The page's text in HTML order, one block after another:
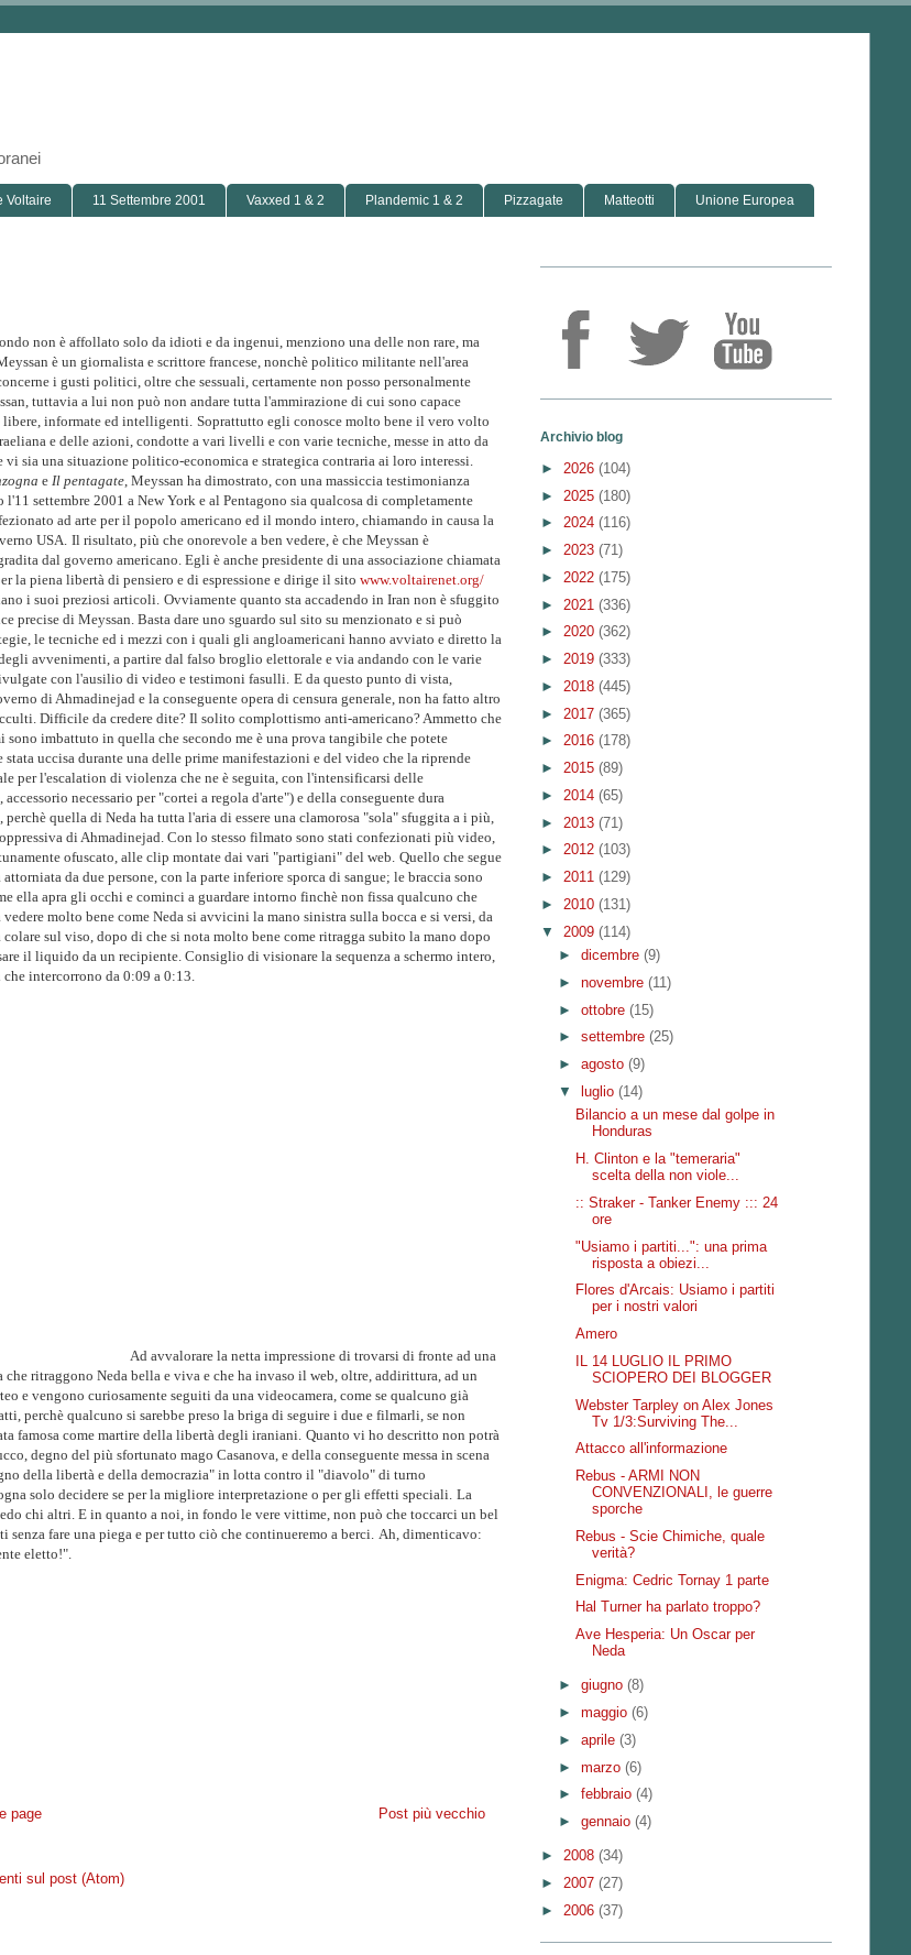
Voltaire 11 Settembre 2001 Vaxxed 1 & 2 Plandemic 1 & 2 Pizzagate Matteotti Unione Europea
non è affollato solo da idioti e da ingenui, menziono una delle non rare, ma
è un giornalista e scrittore francese, nonchè politico militante nell'area
i gusti politici, oltre che sessuali, certamente non posso personalmente
tuttavia a lui non può non andare tutta l'ammirazione di cui sono capace
libere, informate ed intelligenti. Soprattutto egli conosce molto bene il vero volto
e delle azioni, condotte a vari livelli e con varie tecniche, messe in atto da
sia una situazione politico-economica e strategica contraria ai loro interessi.
e Il pentagate , Meyssan ha dimostrato, con una massiccia testimonianza
l'11 settembre 2001 a New York e al Pentagono sia qualcosa di completamente
ad arte per il popolo americano ed il mondo intero, chiamando in causa la
USA. Il risultato, più che onorevole a ben vedere, è che Meyssan è
dal governo americano. Egli è anche presidente di una associazione chiamata
la piena libertà di pensiero e di espressione e dirige il sito www.voltairenet.org/
i suoi preziosi articoli. Ovviamente quanto sta accadendo in Iran non è sfuggito
precise di Meyssan. Basta dare uno sguardo sul sito su menzionato e si può
le tecniche ed i mezzi con i quali gli angloamericani hanno avviato e diretto la
avvenimenti, a partire dal falso broglio elettorale e via andando con le varie
con l'ausilio di video e testimoni fasulli. E da questo punto di vista,
di Ahmadinejad e la conseguente opera di censura generale, non ha fatto altro
Difficile da credere dite? Il solito complottismo anti-americano? Ammetto che
imbattuto in quella che secondo me è una prova tangibile che potete
stata uccisa durante una delle prime manifestazioni e del video che la riprende
per l'escalation di violenza che ne è seguita, con l'intensificarsi delle
necessario per "cortei a regola d'arte") e della conseguente dura
perchè quella di Neda ha tutta l'aria di essere una clamorosa "sola" sfuggita a i più,
di Ahmadinejad. Con lo stesso filmato sono stati confezionati più video,
ofuscato, alle clip montate dai vari "partigiani" del web. Quello che segue
da due persone, con la parte inferiore sporca di sangue; le braccia sono
ella apra gli occhi e cominci a guardare intorno finchè non fissa qualcuno che
molto bene come Neda si avvicini la mano sinistra sulla bocca e si versi, da
sul viso, dopo di che si nota molto bene come ritragga subito la mano dopo
il liquido da un recipiente. Consiglio di visionare la sequenza a schermo intero,
intercorrono da 0:09 a 0:13.
Ad avvalorare la netta impressione di trovarsi di fronte ad una
ritraggono Neda bella e viva e che ha invaso il web, oltre, addirittura, ad un
e vengono curiosamente seguiti da una videocamera, come se qualcuno già
perchè qualcuno si sarebbe preso la briga di seguire i due e filmarli, se non
famosa come martire della libertà degli iraniani. Quanto vi ho descritto non potrà
degno del più sfortunato mago Casanova, e della conseguente messa in scena
della libertà e della democrazia" in lotta contro il "diavolo" di turno
solo decidere se per la migliore interpretazione o per gli effetti speciali. La
chi altri. E in quanto a noi, in fondo le vere vittime, non può che toccarci un bel
fare una piega e per tutto ciò che continueremo a berci. Ah, dimenticavo:
eletto!".
Post più vecchio
page
sul post (Atom)
Archivio blog
► 2026 (104)
► 2025 (180)
► 2024 (116)
► 2023 (71)
► 2022 (175)
► 2021 (336)
► 2020 (362)
► 2019 (333)
► 2018 (445)
► 2017 (365)
► 2016 (178)
► 2015 (89)
► 2014 (65)
► 2013 (71)
► 2012 (103)
► 2011 (129)
► 2010 (131)
▼ 2009 (114)
► dicembre (9)
► novembre (11)
► ottobre (15)
► settembre (25)
► agosto (9)
▼
luglio (14)
Bilancio a un mese dal golpe in
Honduras
H. Clinton e la "temeraria"
scelta della non viole...
:: Straker - Tanker Enemy ::: 24
ore
"Usiamo i partiti...": una prima
risposta a obiezi...
Flores d'Arcais: Usiamo i partiti
per i nostri valori
Amero
IL 14 LUGLIO IL PRIMO
SCIOPERO DEI BLOGGER
Webster Tarpley on Alex Jones
Tv 1/3:Surviving The...
Attacco all'informazione
Rebus - ARMI NON
CONVENZIONALI, le guerre
sporche
Rebus - Scie Chimiche, quale
verità?
Enigma: Cedric Tornay 1 parte
Hal Turner ha parlato troppo?
Ave Hesperia: Un Oscar per
Neda
► giugno (8)
► maggio (6)
► aprile (3)
► marzo (6)
► febbraio (4)
► gennaio (4)
► 2008 (34)
► 2007 (27)
► 2006 (37)